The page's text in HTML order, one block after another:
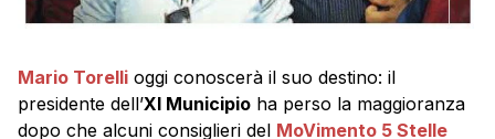
Mario Torelli oggi conoscerà il suo destino: il
presidente dell’XI Municipio ha perso la maggioranza
dopo che alcuni consiglieri del MoVimento 5 Stelle